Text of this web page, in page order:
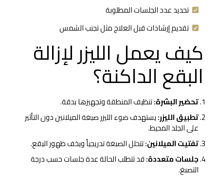
تحديد عدد الجلسات المطلوبة
تقديم إرشادات قبل العلاج مثل تجنب الشمس
كيف يعمل الليزر لإزالة
البقع الداكنة؟
تحضير البشرة:تنظيف المنطقة وتجهيزها بدقة.
تطبيق الليزر:يستهدف ضوء الليزر صبغة الميلانين دون التأثير
على الجلد المحيط.
تفتيت الميلانين:تتحلل الصبغة تدريجياً ويخف ظهور البقع.
جلسات متعددة:قد تتطلب الحالة عدة جلسات حسب درجة
التصبغ.